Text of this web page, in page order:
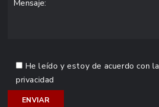
He leído y estoy de acuerdo con la
privacidad